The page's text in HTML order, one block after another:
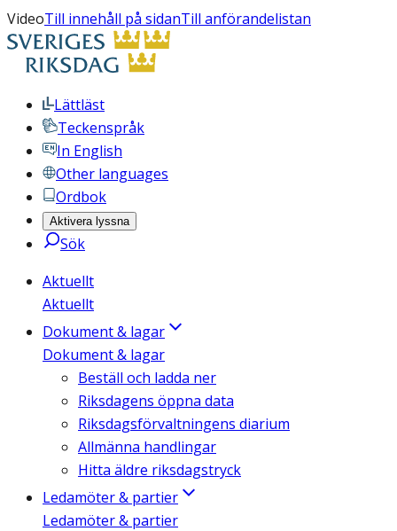
VideoTill innehåll på sidanTill anförandelistan
Lättläst
Teckenspråk
In English
Other languages
Ordbok
Aktivera lyssna
Sök
Aktuellt
Aktuellt
Dokument & lagar
Dokument & lagar
Beställ och ladda ner
Riksdagens öppna data
Riksdagsförvaltningens diarium
Allmänna handlingar
Hitta äldre riksdagstryck
Ledamöter & partier
Ledamöter & partier